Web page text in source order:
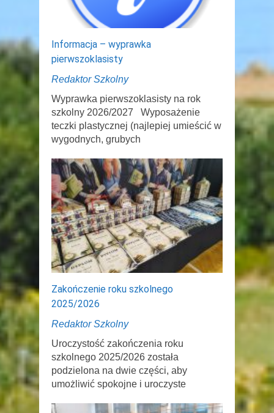
Informacja – wyprawka
pierwszoklasisty
Redaktor Szkolny
Wyprawka pierwszoklasisty na rok
szkolny 2026/2027 Wyposażenie
teczki plastycznej (najlepiej umieścić w
wygodnych, grubych
Zakończenie roku szkolnego
2025/2026
Redaktor Szkolny
Uroczystość zakończenia roku
szkolnego 2025/2026 została
podzielona na dwie części, aby
umożliwić spokojne i uroczyste